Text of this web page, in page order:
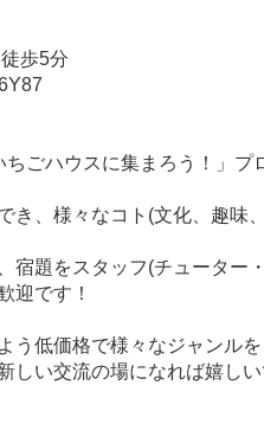
歩5分
ごハウスに集まろう！」プ
き、様々なコト(文化、趣味
宿題をスタッフ(チューター
迎です！
う低価格で様々なジャンルを
しい交流の場になれば嬉しい